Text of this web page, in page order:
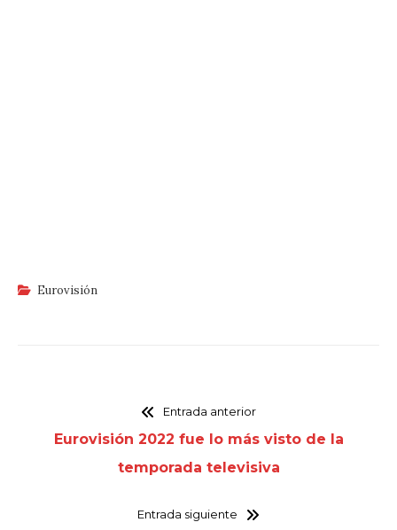
Eurovisión
Entrada anterior
Eurovisión 2022 fue lo más visto de la
temporada televisiva
Entrada siguiente